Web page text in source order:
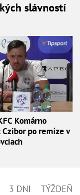
slávností
Komárno
po remíze v
3 DNI TÝŽDEŇ